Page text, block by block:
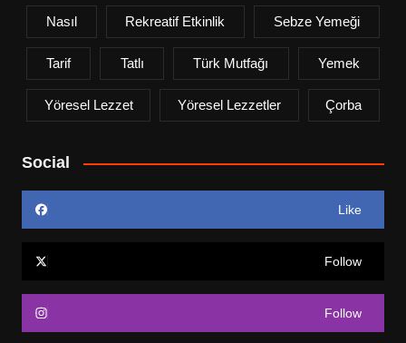
Nasıl Rekreatif Etkinlik Sebze Yemeği
Tarif Tatlı Türk Mutfağı Yemek
Yöresel Lezzet Yöresel Lezzetler Çorba
Social
Like
Follow
Follow